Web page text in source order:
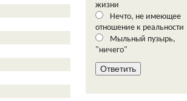
жизни
Нечто, не имеющее
отношение к реальности
Мыльный пузырь,
"ничего"